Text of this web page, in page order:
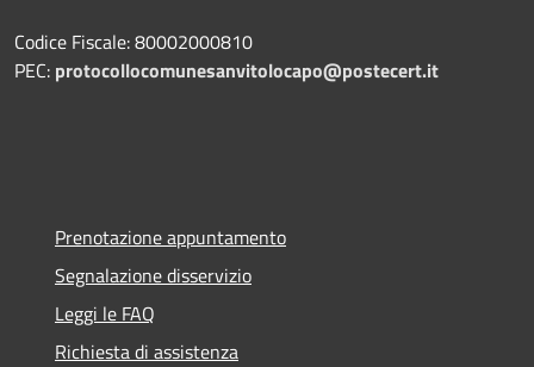
Codice Fiscale: 80002000810
PEC: protocollocomunesanvitolocapo@postecert.it
Prenotazione appuntamento
Segnalazione disservizio
Leggi le FAQ
Richiesta di assistenza